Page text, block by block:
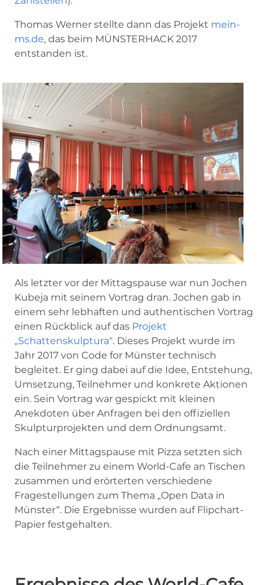
Thomas Werner stellte dann das Projekt mein-
ms.de, das beim MÜNSTERHACK 2017
entstanden ist.
Als letzter vor der Mittagspause war nun Jochen
Kubeja mit seinem Vortrag dran. Jochen gab in
einem sehr lebhaften und authentischen Vortrag
einen Rückblick auf das Projekt
„Schattenskulptura“. Dieses Projekt wurde im
Jahr 2017 von Code for Münster technisch
begleitet. Er ging dabei auf die Idee, Entstehung,
Umsetzung, Teilnehmer und konkrete Aktionen
ein. Sein Vortrag war gespickt mit kleinen
Anekdoten über Anfragen bei den offiziellen
Skulpturprojekten und dem Ordnungsamt.
Nach einer Mittagspause mit Pizza setzten sich
die Teilnehmer zu einem World-Cafe an Tischen
zusammen und erörterten verschiedene
Fragestellungen zum Thema „Open Data in
Münster“. Die Ergebnisse wurden auf Flipchart-
Papier festgehalten.